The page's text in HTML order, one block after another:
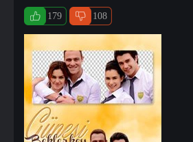
179 108